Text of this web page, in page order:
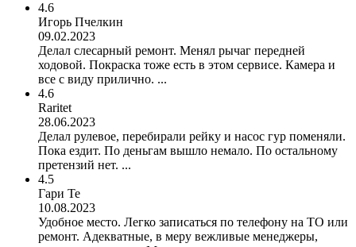
4.6
Игорь Пчелкин
09.02.2023
Делал слесарный ремонт. Менял рычаг передней
ходовой. Покраска тоже есть в этом сервисе. Камера и
все с виду прилично. ...
4.6
Raritet
28.06.2023
Делал рулевое, перебирали рейку и насос гур поменяли.
Пока ездит. По деньгам вышло немало. По остальному
претензий нет. ...
4.5
Гари Те
10.08.2023
Удобное место. Легко записаться по телефону на ТО или
ремонт. Адекватные, в меру вежливые менеджеры,